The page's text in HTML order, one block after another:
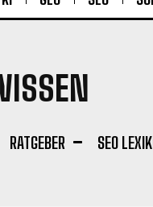
RATGEBER SEO